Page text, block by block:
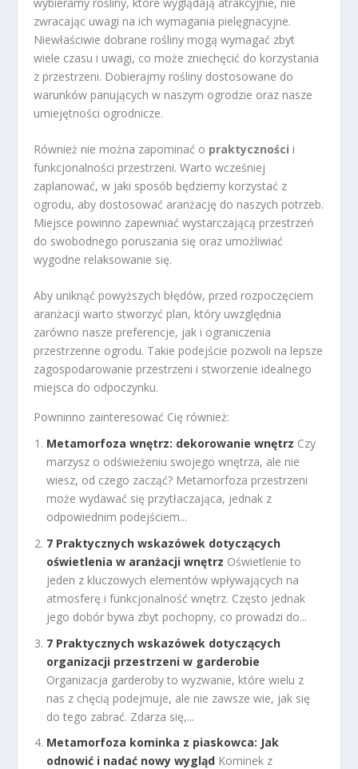
zwracając uwagi na ich wymagania pielęgnacyjne.
Niewłaściwie dobrane rośliny mogą wymagać zbyt
wiele czasu i uwagi, co może zniechęcić do korzystania
z przestrzeni. Dobierajmy rośliny dostosowane do
warunków panujących w naszym ogrodzie oraz nasze
umiejętności ogrodnicze.
Również nie można zapominać o praktyczności i
funkcjonalności przestrzeni. Warto wcześniej
zaplanować, w jaki sposób będziemy korzystać z
ogrodu, aby dostosować aranżację do naszych potrzeb.
Miejsce powinno zapewniać wystarczającą przestrzeń
do swobodnego poruszania się oraz umożliwiać
wygodne relaksowanie się.
Aby uniknąć powyższych błędów, przed rozpoczęciem
aranżacji warto stworzyć plan, który uwzględnia
zarówno nasze preferencje, jak i ograniczenia
przestrzenne ogrodu. Takie podejście pozwoli na lepsze
zagospodarowanie przestrzeni i stworzenie idealnego
miejsca do odpoczynku.
Powninno zainteresować Cię również:
Metamorfoza wnętrz: dekorowanie wnętrz Czy
marzysz o odświeżeniu swojego wnętrza, ale nie
wiesz, od czego zacząć? Metamorfoza przestrzeni
może wydawać się przytłaczająca, jednak z
odpowiednim podejściem...
7 Praktycznych wskazówek dotyczących
oświetlenia w aranżacji wnętrz Oświetlenie to
jeden z kluczowych elementów wpływających na
atmosferę i funkcjonalność wnętrz. Często jednak
jego dobór bywa zbyt pochopny, co prowadzi do...
7 Praktycznych wskazówek dotyczących
organizacji przestrzeni w garderobie
Organizacja garderoby to wyzwanie, które wielu z
nas z chęcią podejmuje, ale nie zawsze wie, jak się
do tego zabrać. Zdarza się,...
Metamorfoza kominka z piaskowca: Jak
odnowić i nadać nowy wygląd Kominek z